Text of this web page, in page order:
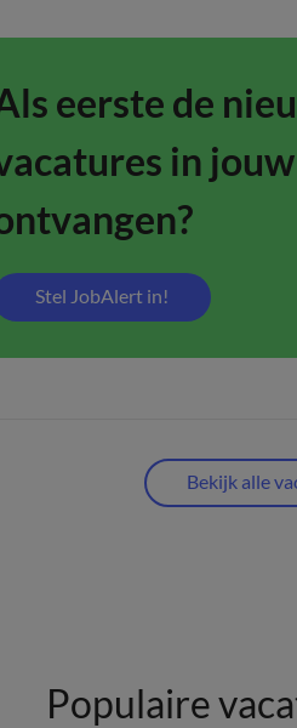
eerste de
in
Stel JobAlert in!
Bekijk alle
Populaire